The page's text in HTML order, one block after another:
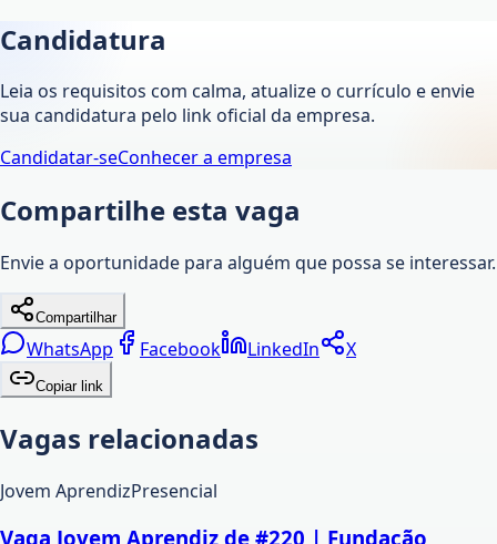
Candidatura
Leia os requisitos com calma, atualize o currículo e envie
sua candidatura pelo link oficial da empresa.
Candidatar-seConhecer a empresa
Compartilhe esta vaga
Envie a oportunidade para alguém que possa se interessar.
Compartilhar
WhatsApp Facebook LinkedIn X
Copiar link
Vagas relacionadas
Jovem AprendizPresencial
Vaga Jovem Aprendiz de #220 | Fundação